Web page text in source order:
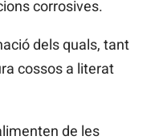
corrosives.
dels quals, tant
cossos a literat
de les